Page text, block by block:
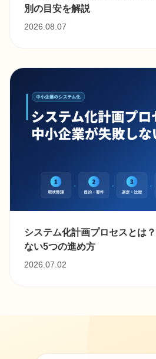
別の目安を解説
2026.08.07
システム化計画プロセスとは
ない5つの進め方
2026.07.02